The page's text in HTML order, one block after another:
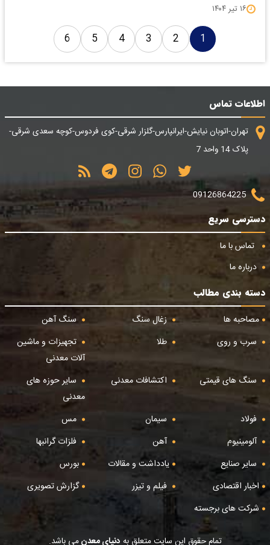
۱۶ تیر ۱۴۰۴
1
2
3
4
5
6
اطلاعات تماس
تهران-اتوبان نیایش-ایرانپارس-گلزار شرقی-کوی فردوس-کوچه سعدی شرقی-
پلاک 14 واحد 7
09126864225
دسترسی سریع
تماس با ما
درباره ما
دسته بندی مطالب
مصاحبه ها
زغال سنگ
سنگ آهن
سرب و روی
طلا
تجهیزات و ماشین
آلات معدنی
سنگ های قیمتی
اکتشافات معدنی
سایر حوزه های
معدنی
فولاد
سیمان
مس
آلومینیوم
آهن
فلزات گرانبها
سایر صنایع
یادداشت و مقالات
بورس
اخبار اقتصادی
فیلم و تیزر
گزارش تصویری
شرکت های برجسته
تمام حقوق این سایت متعلق به دنیای معدنمی باشد.